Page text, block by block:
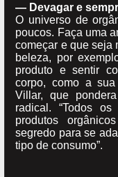
— Devagar e
O universo de
poucos. Faça uma
começar e que seja
beleza, por
produto e sentir
corpo, como a
Villar, que
radical. “Todos
produtos
segredo para se
tipo de consumo”.